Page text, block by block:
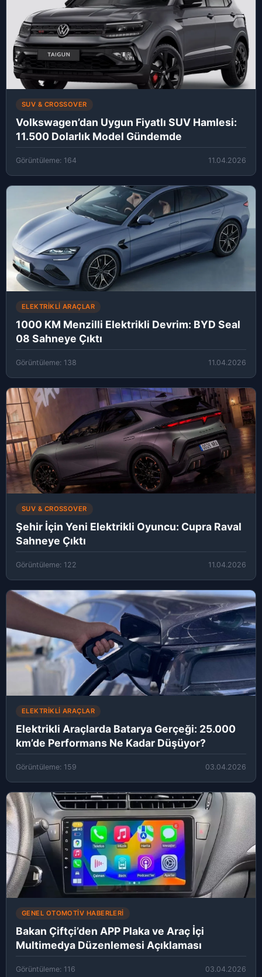
SUV & CROSSOVER
Volkswagen’dan Uygun Fiyatlı SUV Hamlesi:
11.500 Dolarlık Model Gündemde
Görüntüleme: 164 11.04.2026
ELEKTRIKLI ARAÇLAR
1000 KM Menzilli Elektrikli Devrim: BYD Seal
08 Sahneye Çıktı
Görüntüleme: 138 11.04.2026
SUV & CROSSOVER
Şehir İçin Yeni Elektrikli Oyuncu: Cupra Raval
Sahneye Çıktı
Görüntüleme: 122 11.04.2026
ELEKTRIKLI ARAÇLAR
Elektrikli Araçlarda Batarya Gerçeği: 25.000
km’de Performans Ne Kadar Düşüyor?
Görüntüleme: 159 03.04.2026
GENEL OTOMOTIV HABERLERI
Bakan Çiftçi’den APP Plaka ve Araç İçi
Multimedya Düzenlemesi Açıklaması
Görüntüleme: 116 03.04.2026